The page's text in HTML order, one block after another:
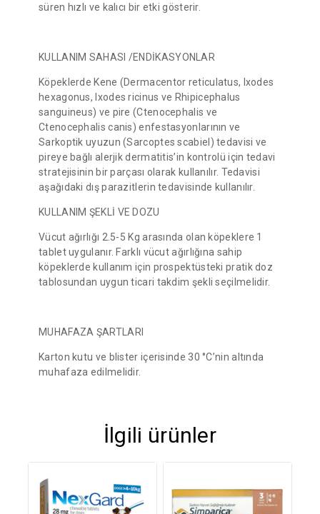
süren hızlı ve kalıcı bir etki gösterir.
KULLANIM SAHASI /ENDİKASYONLAR
Köpeklerde Kene (Dermacentor reticulatus, Ixodes
hexagonus, Ixodes ricinus ve Rhipicephalus
sanguineus) ve pire (Ctenocephalis ve
Ctenocephalis canis) enfestasyonlarının ve
Sarkoptik uyuzun (Sarcoptes scabiel) tedavisi ve
pireye bağlı alerjik dermatitis’in kontrolü için tedavi
stratejisinin bir parçası olarak kullanılır. Tedavisi
aşağıdaki dış parazitlerin tedavisinde kullanılır.
KULLANIM ŞEKLİ VE DOZU
Vücut ağırlığı 2.5-5 Kg arasında olan köpeklere 1
tablet uygulanır. Farklı vücut ağırlığına sahip
köpeklerde kullanım için prospektüsteki pratik doz
tablosundan uygun ticari takdim şekli seçilmelidir.
MUHAFAZA ŞARTLARI
Karton kutu ve blister içerisinde 30 °C’nin altında
muhafaza edilmelidir.
İlgili ürünler